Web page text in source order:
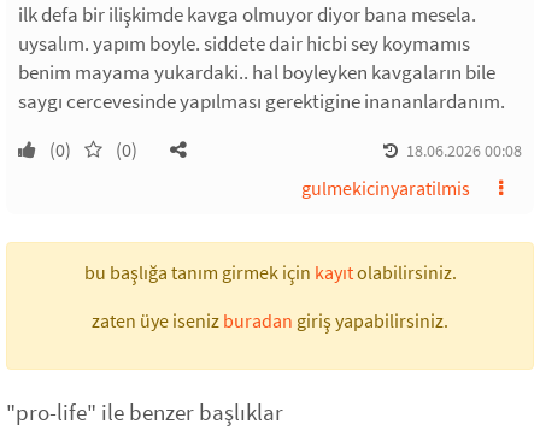
ilk defa bir ilişkimde kavga olmuyor diyor bana mesela.
uysalım. yapım boyle. siddete dair hicbi sey koymamıs
benim mayama yukardaki.. hal boyleyken kavgaların bile
saygı cercevesinde yapılması gerektigine inananlardanım.
(0) (0) 18.06.2026 00:08
gulmekicinyaratilmis
bu başlığa tanım girmek için kayıtolabilirsiniz.
zaten üye iseniz buradan giriş yapabilirsiniz.
"pro-life" ile benzer başlıklar